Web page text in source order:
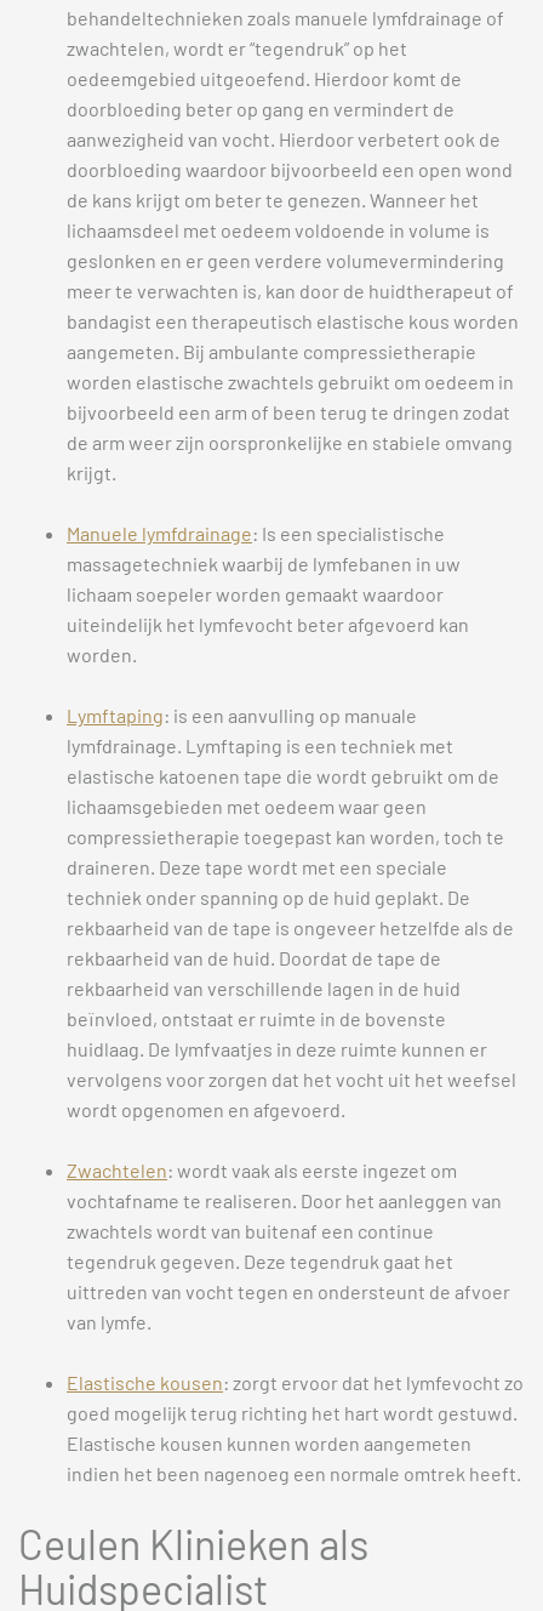
behandeltechnieken zoals manuele lymfdrainage of
zwachtelen, wordt er “tegendruk” op het
oedeemgebied uitgeoefend. Hierdoor komt de
doorbloeding beter op gang en vermindert de
aanwezigheid van vocht. Hierdoor verbetert ook de
doorbloeding waardoor bijvoorbeeld een open wond
de kans krijgt om beter te genezen. Wanneer het
lichaamsdeel met oedeem voldoende in volume is
geslonken en er geen verdere volumevermindering
meer te verwachten is, kan door de huidtherapeut of
bandagist een therapeutisch elastische kous worden
aangemeten. Bij ambulante compressietherapie
worden elastische zwachtels gebruikt om oedeem in
bijvoorbeeld een arm of been terug te dringen zodat
de arm weer zijn oorspronkelijke en stabiele omvang
krijgt.
Manuele lymfdrainage: Is een specialistische
massagetechniek waarbij de lymfebanen in uw
lichaam soepeler worden gemaakt waardoor
uiteindelijk het lymfevocht beter afgevoerd kan
worden.
Lymftaping: is een aanvulling op manuale
lymfdrainage. Lymftaping is een techniek met
elastische katoenen tape die wordt gebruikt om de
lichaamsgebieden met oedeem waar geen
compressietherapie toegepast kan worden, toch te
draineren. Deze tape wordt met een speciale
techniek onder spanning op de huid geplakt. De
rekbaarheid van de tape is ongeveer hetzelfde als de
rekbaarheid van de huid. Doordat de tape de
rekbaarheid van verschillende lagen in de huid
beïnvloed, ontstaat er ruimte in de bovenste
huidlaag. De lymfvaatjes in deze ruimte kunnen er
vervolgens voor zorgen dat het vocht uit het weefsel
wordt opgenomen en afgevoerd.
Zwachtelen: wordt vaak als eerste ingezet om
vochtafname te realiseren. Door het aanleggen van
zwachtels wordt van buitenaf een continue
tegendruk gegeven. Deze tegendruk gaat het
uittreden van vocht tegen en ondersteunt de afvoer
van lymfe.
Elastische kousen: zorgt ervoor dat het lymfevocht zo
goed mogelijk terug richting het hart wordt gestuwd.
Elastische kousen kunnen worden aangemeten
indien het been nagenoeg een normale omtrek heeft.
Ceulen Klinieken als
Huidspecialist